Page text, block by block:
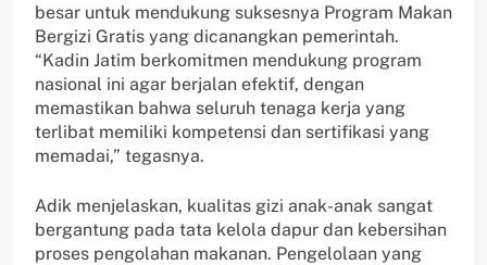
besar untuk mendukung suksesnya Program Makan
Bergizi Gratis yang dicanangkan pemerintah.
“Kadin Jatim berkomitmen mendukung program
nasional ini agar berjalan efektif, dengan
memastikan bahwa seluruh tenaga kerja yang
terlibat memiliki kompetensi dan sertifikasi yang
memadai,” tegasnya.
‎‎Adik menjelaskan, kualitas gizi anak-anak sangat
bergantung pada tata kelola dapur dan kebersihan
proses pengolahan makanan. Pengelolaan yang